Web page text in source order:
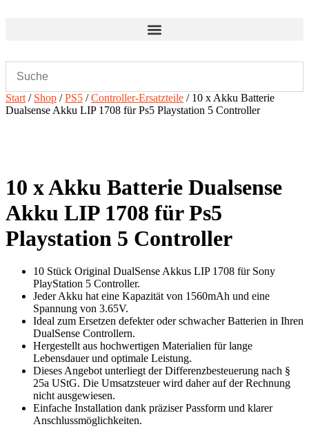
Start / Shop /PS5 /Controller-Ersatzteile / 10 x Akku Batterie
Dualsense Akku LIP 1708 für Ps5 Playstation 5 Controller
10 x Akku Batterie Dualsense
Akku LIP 1708 für Ps5
Playstation 5 Controller
10 Stück Original DualSense Akkus LIP 1708 für Sony
PlayStation 5 Controller.
Jeder Akku hat eine Kapazität von 1560mAh und eine
Spannung von 3.65V.
Ideal zum Ersetzen defekter oder schwacher Batterien in Ihren
DualSense Controllern.
Hergestellt aus hochwertigen Materialien für lange
Lebensdauer und optimale Leistung.
Dieses Angebot unterliegt der Differenzbesteuerung nach §
25a UStG. Die Umsatzsteuer wird daher auf der Rechnung
nicht ausgewiesen.
Einfache Installation dank präziser Passform und klarer
Anschlussmöglichkeiten.